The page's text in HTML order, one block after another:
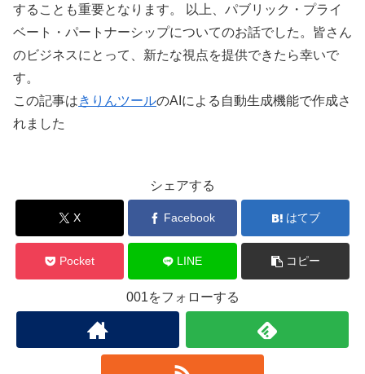
することも重要となります。 以上、パブリック・プライ
ベート・パートナーシップについてのお話でした。皆さん
のビジネスにとって、新たな視点を提供できたら幸いで
す。
この記事はきりんツールのAIによる自動生成機能で作成さ
れました
シェアする
X Facebook はてブ
Pocket LINE コピー
001をフォローする